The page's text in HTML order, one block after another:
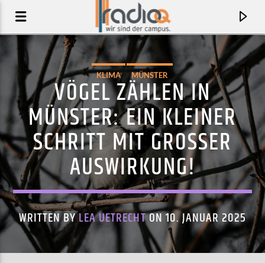
AKTUELLER TRACK
DIE SACHE
POGENDROBLEM
KLIMA MÜNSTER
VÖGEL ZÄHLEN IN
MÜNSTER: EIN KLEINER
SCHRITT MIT GROSSER A
USWIRKUNG!
WRITTEN BYLEA UETRECHTON 10. JANUAR 2025